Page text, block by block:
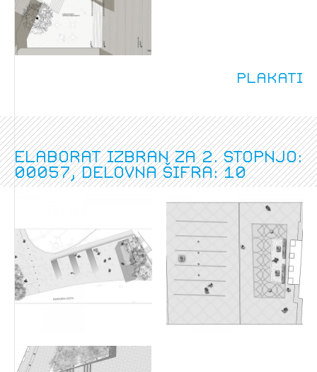
Plakati
Elaborat izbran za 2. stopnjo:
00057, delovna šifra: 10